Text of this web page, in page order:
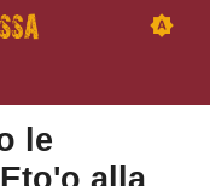
le
alla